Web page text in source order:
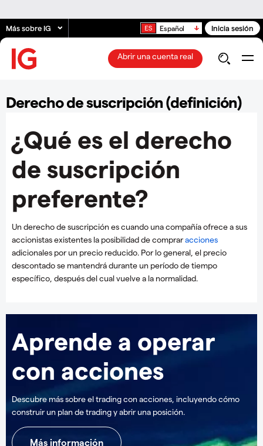
Más sobre IG Español Inicia sesión
Abrir una cuenta real
Derecho de suscripción (definición)
¿Qué es el derecho
de suscripción
preferente?
Un derecho de suscripción es cuando una compañía ofrece a sus
accionistas existentes la posibilidad de compraracciones
adicionales por un precio reducido. Por lo general, el precio
descontado se mantendrá durante un período de tiempo
específico, después del cual vuelve a la normalidad.
Aprende a operar
con acciones
Descubre más sobre el trading con acciones, incluyendo cómo
construir un plan de trading y abrir una posición.
Más información